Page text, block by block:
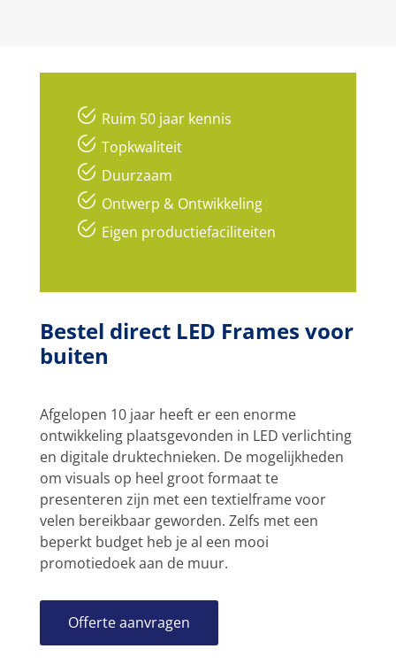
Ruim 50 jaar kennis
Topkwaliteit
Duurzaam
Ontwerp & Ontwikkeling
Eigen productiefaciliteiten
Bestel direct LED Frames voor
buiten
Afgelopen 10 jaar heeft er een enorme
ontwikkeling plaatsgevonden in LED verlichting
en digitale druktechnieken. De mogelijkheden
om visuals op heel groot formaat te
presenteren zijn met een textielframe voor
velen bereikbaar geworden. Zelfs met een
beperkt budget heb je al een mooi
promotiedoek aan de muur.
Offerte aanvragen